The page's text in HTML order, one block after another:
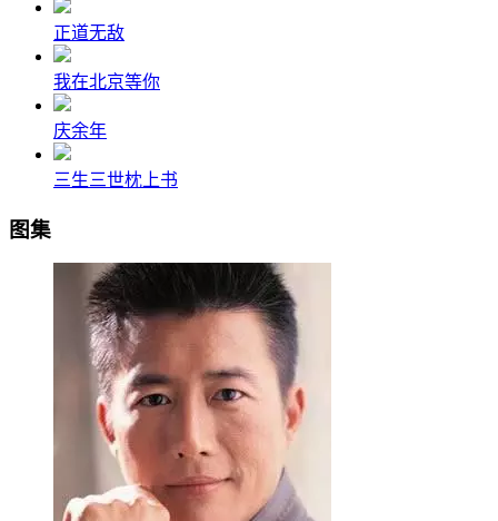
正道无敌
我在北京等你
庆余年
三生三世枕上书
图集